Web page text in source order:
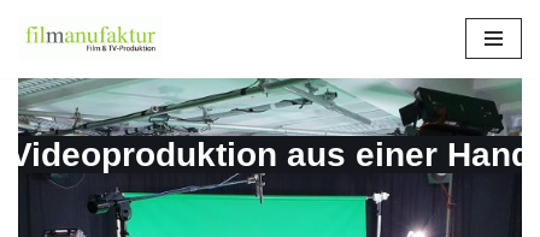
Inhalt
springen
Videoproduktion aus einer Hand